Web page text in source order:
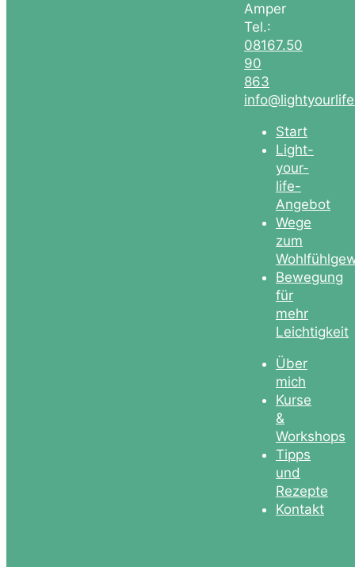
Amper
Tel.:
08167.50
90
863
Start
Light-
your-
life-
Angebot
Wege
zum
Bewegung
für
mehr
Leichtigkeit
Über
mich
Kurse
&
Workshops
Tipps
und
Rezepte
Kontakt